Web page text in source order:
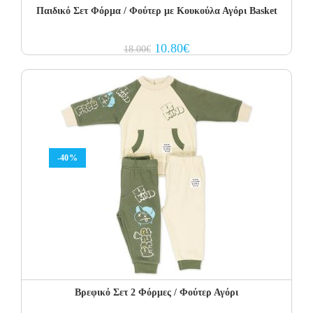
Παιδικό Σετ Φόρμα / Φούτερ με Κουκούλα Αγόρι Basket
18.00€ Original
price
18.00€.
10.80€Current
price
-40%
Βρεφικό Σετ 2 Φόρμες / Φούτερ Αγόρι